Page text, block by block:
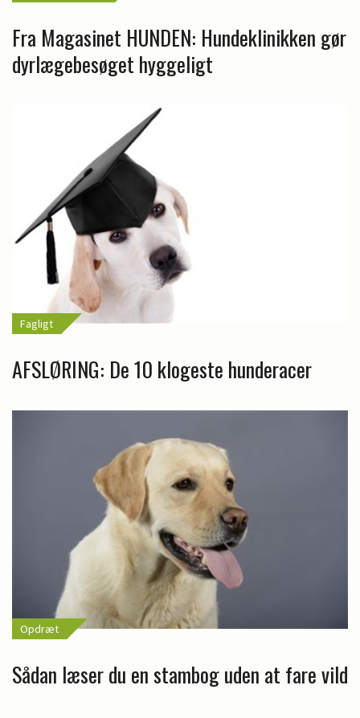
Fra Magasinet HUNDEN: Hundeklinikken gør
dyrlægebesøget hyggeligt
Fagligt
AFSLØRING: De 10 klogeste hunderacer
Opdræt
Sådan læser du en stambog uden at fare vild